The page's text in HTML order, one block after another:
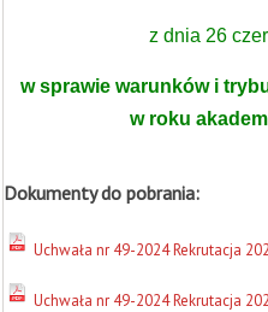
z dnia 26
w sprawie warunków i
w roku
Dokumenty do pobrania:
Uchwała nr 49-2024 Rekrutacja
Uchwała nr 49-2024 Rekrutacja